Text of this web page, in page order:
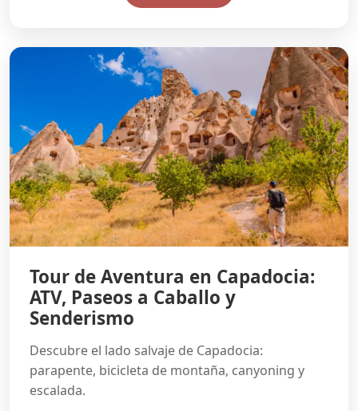
Tour de Aventura en Capadocia:
ATV, Paseos a Caballo y
Senderismo
Descubre el lado salvaje de Capadocia:
parapente, bicicleta de montaña, canyoning y
escalada.